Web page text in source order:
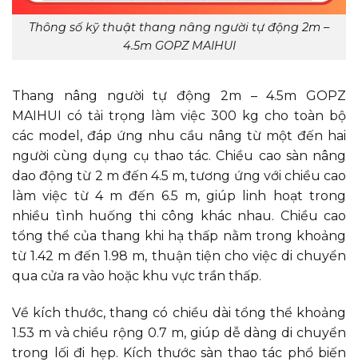
Thông số kỹ thuật thang nâng người tự động 2m –
4.5m GOPZ MAIHUI
Thang nâng người tự động 2m – 4.5m GOPZ
MAIHUI có tải trọng làm việc 300 kg cho toàn bộ
các model, đáp ứng nhu cầu nâng từ một đến hai
người cùng dụng cụ thao tác. Chiều cao sàn nâng
dao động từ 2 m đến 4.5 m, tương ứng với chiều cao
làm việc từ 4 m đến 6.5 m, giúp linh hoạt trong
nhiều tình huống thi công khác nhau. Chiều cao
tổng thể của thang khi hạ thấp nằm trong khoảng
từ 1.42 m đến 1.98 m, thuận tiện cho việc di chuyển
qua cửa ra vào hoặc khu vực trần thấp.
Về kích thước, thang có chiều dài tổng thể khoảng
1.53 m và chiều rộng 0.7 m, giúp dễ dàng di chuyển
trong lối đi hẹp. Kích thước sàn thao tác phổ biến